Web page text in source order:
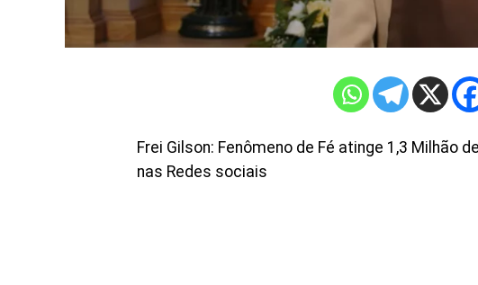
Frei Gilson: Fenômeno de Fé atinge 1,3 Milhão
nas Redes sociais